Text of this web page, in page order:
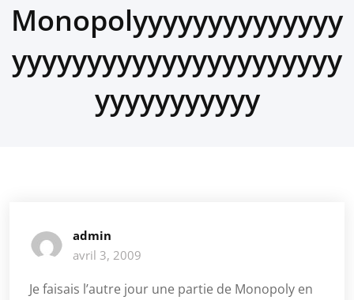
Monopolyyyyyyyyyyyyyy
yyyyyyyyyyyyyyyyyyyyyy
yyyyyyyyyyy
admin
avril 3, 2009
Je faisais l’autre jour une partie de Monopoly en